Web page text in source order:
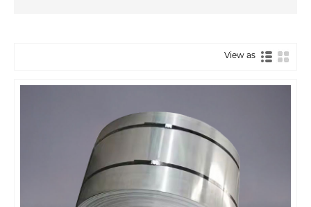
View as